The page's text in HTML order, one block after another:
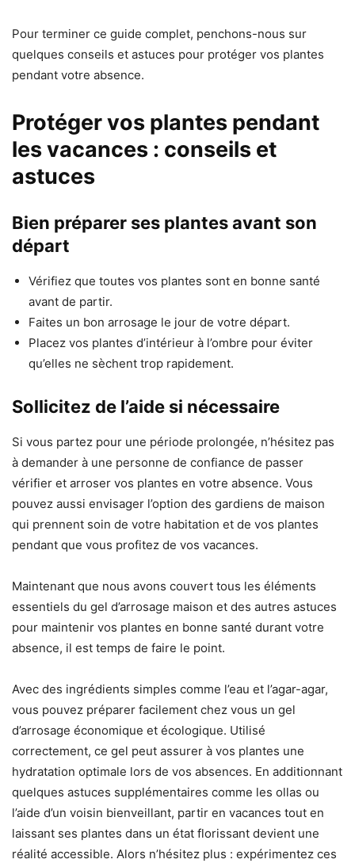
Pour terminer ce guide complet, penchons-nous sur
quelques conseils et astuces pour protéger vos plantes
pendant votre absence.
Protéger vos plantes pendant
les vacances : conseils et
astuces
Bien préparer ses plantes avant son
départ
Vérifiez que toutes vos plantes sont en bonne santé
avant de partir.
Faites un bon arrosage le jour de votre départ.
Placez vos plantes d’intérieur à l’ombre pour éviter
qu’elles ne sèchent trop rapidement.
Sollicitez de l’aide si nécessaire
Si vous partez pour une période prolongée, n’hésitez pas
à demander à une personne de confiance de passer
vérifier et arroser vos plantes en votre absence. Vous
pouvez aussi envisager l’option des gardiens de maison
qui prennent soin de votre habitation et de vos plantes
pendant que vous profitez de vos vacances.
Maintenant que nous avons couvert tous les éléments
essentiels du gel d’arrosage maison et des autres astuces
pour maintenir vos plantes en bonne santé durant votre
absence, il est temps de faire le point.
Avec des ingrédients simples comme l’eau et l’agar-agar,
vous pouvez préparer facilement chez vous un gel
d’arrosage économique et écologique. Utilisé
correctement, ce gel peut assurer à vos plantes une
hydratation optimale lors de vos absences. En additionnant
quelques astuces supplémentaires comme les ollas ou
l’aide d’un voisin bienveillant, partir en vacances tout en
laissant ses plantes dans un état florissant devient une
réalité accessible. Alors n’hésitez plus : expérimentez ces